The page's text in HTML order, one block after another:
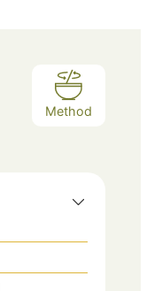
Method